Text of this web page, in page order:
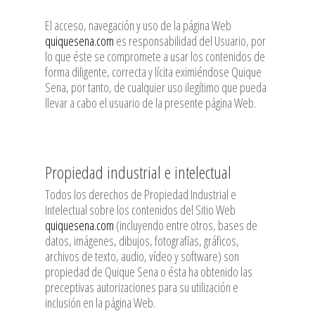
El acceso, navegación y uso de la página Web
quiquesena.com es responsabilidad del Usuario, por
lo que éste se compromete a usar los contenidos de
forma diligente, correcta y lícita eximiéndose Quique
Sena, por tanto, de cualquier uso ilegítimo que pueda
llevar a cabo el usuario de la presente página Web.
Propiedad industrial e intelectual
Todos los derechos de Propiedad Industrial e
Intelectual sobre los contenidos del Sitio Web
quiquesena.com (incluyendo entre otros, bases de
datos, imágenes, dibujos, fotografías, gráficos,
archivos de texto, audio, vídeo y software) son
propiedad de Quique Sena o ésta ha obtenido las
preceptivas autorizaciones para su utilización e
inclusión en la página Web.